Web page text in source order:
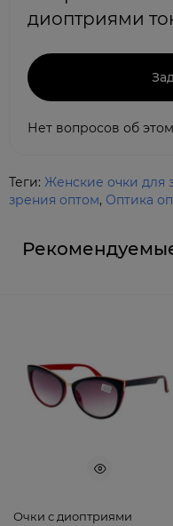
диоптриями
Нет вопросов об
Теги: Женские очки для
зрения оптом, Оптика
Очки с диоптриями